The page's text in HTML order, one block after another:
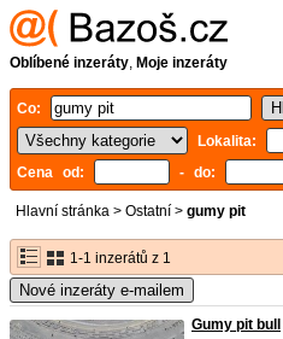
Oblíbené inzeráty, Moje inzeráty
Co:
Lokalita:
Cena od:
- do:
Hlavní stránka > Ostatní > gumy pit
1-1 inzerátů z 1
Nové inzeráty e-mailem
Gumy pit bull